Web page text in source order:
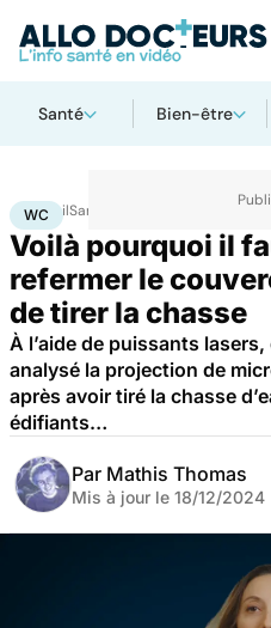
Santé Bien-être
AccueilSanté Santé publique
WC
Voilà pourquoi il
refermer le
de tirer la chasse
À l’aide de puissants
analysé la projection de
après avoir tiré la chasse
édifiants…
Par Mathis Thomas
Mis à jour le 18/12/2024